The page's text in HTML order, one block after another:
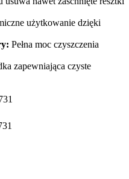
użytkowanie dzięki
Pełna moc czyszczenia
zapewniająca czyste